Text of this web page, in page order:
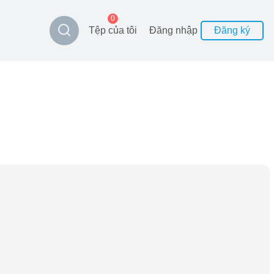
Tệp của tôi
0
Đăng nhập Đăng ký